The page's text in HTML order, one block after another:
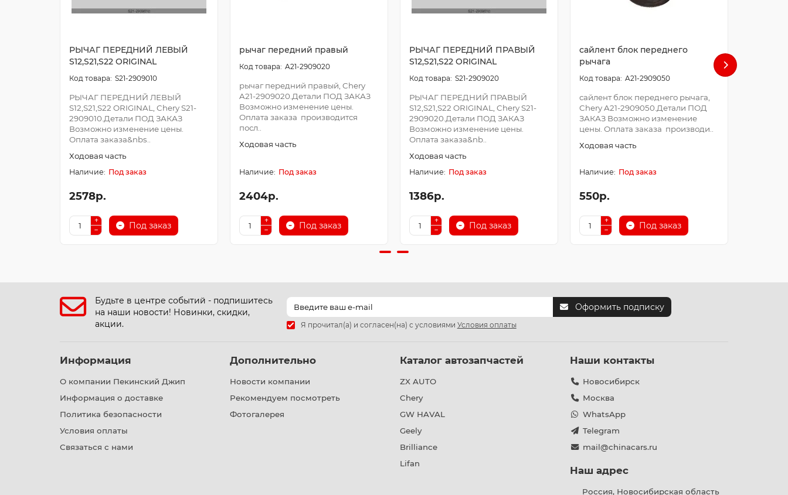
РЫЧАГ ПЕРЕДНИЙ ЛЕВЫЙ
S12,S21,S22 ORIGINAL
S21-2909010
РЫЧАГ ПЕРЕДНИЙ ЛЕВЫЙ
S12,S21,S22 ORIGINAL, Chery S21-
2909010.Детали ПОД ЗАКАЗ
Возможно изменение цены.
Оплата заказа&nbs..
Ходовая часть
Под заказ
2578р.
Под заказ
рычаг передний правый
A21-2909020
рычаг передний правый, Chery
A21-2909020.Детали ПОД ЗАКАЗ
Возможно изменение цены.
Оплата заказа производится
посл..
Ходовая часть
Под заказ
2404р.
Под заказ
РЫЧАГ ПЕРЕДНИЙ ПРАВЫЙ
S12,S21,S22 ORIGINAL
S21-2909020
РЫЧАГ ПЕРЕДНИЙ ПРАВЫЙ
S12,S21,S22 ORIGINAL, Chery S21-
2909020.Детали ПОД ЗАКАЗ
Возможно изменение цены.
Оплата заказа&nb..
Ходовая часть
Под заказ
1386р.
Под заказ
сайлент блок переднего
рычага
A21-2909050
сайлент блок переднего рычага,
Chery A21-2909050.Детали ПОД
ЗАКАЗ Возможно изменение
цены. Оплата заказа производи..
Ходовая часть
Под заказ
550р.
Под заказ
Будьте в центре событий - подпишитесь
на наши новости! Новинки, скидки,
акции.
Оформить подписку
Я прочитал(а) и согласен(на) с условиями Условия оплаты
Информация
О компании Пекинский Джип
Информация о доставке
Политика безопасности
Условия оплаты
Связаться с нами
Дополнительно
Новости компании
Рекомендуем посмотреть
Фотогалерея
Каталог автозапчастей
ZX AUTO
Chery
GW HAVAL
Geely
Brilliance
Lifan
Наши контакты
Новосибирск
Москва
WhatsApp
Telegram
mail@chinacars.ru
Наш адрес
Россия, Новосибирская область